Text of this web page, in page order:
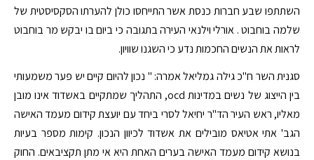
השתתפו שבע חברות כנסת אשר התייחסו כולן להערתו הסקסיסטית של
שלמה בוחבוט . אורלי וילנאי העירה בתגובה כי ביום בו יבקש מר בוחבוט
לראות את הנשים החכמות נדע כי השגנו שוויון.
סגנית השר ח"כ גילה גמליאל אמרה: " נכון להיום קיים יש פער משמעותי
בין הייצוג של נשים במדינות ocd, התהליך שמתקיים באשדוד אינו מובן
מאליו, ראש העיר הד"ר יחיאל לסרי ביחד עם יועצת קידום מעמד האישה
הגב' אתי אטיאס מובילים את אשדוד לכיוון הנכון. קימות מספר בעיות
בנושא קידום מעמד האישה בערים האחת היא אי מתן תקציבאים. החוק